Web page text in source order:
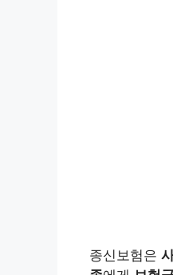
종신보험은